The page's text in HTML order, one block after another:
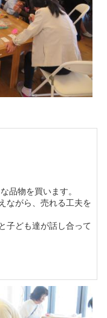
品物を買います。
ながら、売れる工夫を
子ども達が話し合って